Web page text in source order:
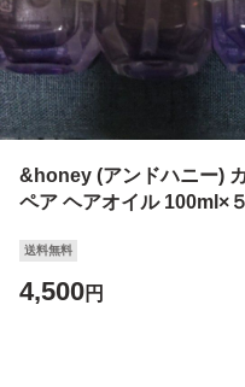
&honey (アンドハニー)
ペア ヘアオイル 100ml×
送料無料
4,500円